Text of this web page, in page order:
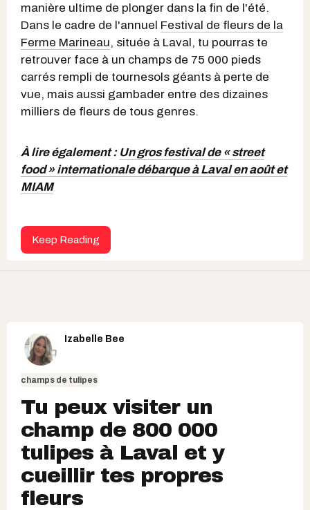
manière ultime de plonger dans la fin de l'été.
Dans le cadre de l'annuel Festival de fleurs de la
Ferme Marineau, située à Laval, tu pourras te
retrouver face à un champs de 75 000 pieds
carrés rempli de tournesols géants à perte de
vue, mais aussi gambader entre des dizaines
milliers de fleurs de tous genres.
À lire également : Un gros festival de « street
food » internationale débarque à Laval en août et
MIAM
Keep Reading
Izabelle Bee
champs de tulipes
Tu peux visiter un
champ de 800 000
tulipes à Laval et y
cueillir tes propres
fleurs